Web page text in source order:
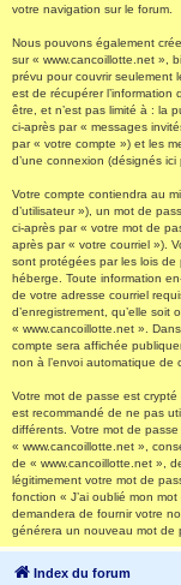
votre navigation sur le forum.
Nous pouvons également
sur « www.cancoillotte.net »,
prévu pour couvrir seulement
est de récupérer
être, et n’est pas limité à : la
ci-après par « messages
par « votre compte ») et les
d’une connexion (désignés ici
Votre compte contiendra au
d’utilisateur »), un mot de
ci-après par « votre mot de
après par « votre courriel »).
sont protégées par les lois
héberge. Toute information
de votre adresse courriel
d’enregistrement, qu’elle
« www.cancoillotte.net ».
compte sera affichée
non à l’envoi automatique de
Votre mot de passe est
est recommandé de ne pas
différents. Votre mot de
« www.cancoillotte.net »,
de « www.cancoillotte.net »,
légitimement votre mot de
fonction « J’ai oublié mon
demandera de fournir votre
générera un nouveau mot de
Index du forum